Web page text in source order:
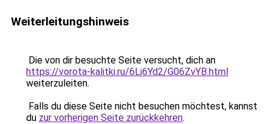
Weiterleitungshinweis
Die von dir besuchte Seite versucht, dich an
https://vorota-kalitki.ru/6Lj6Yd2/G06ZvYB.html
weiterzuleiten.
Falls du diese Seite nicht besuchen möchtest, kannst
du zur vorherigen Seite zurückkehren.